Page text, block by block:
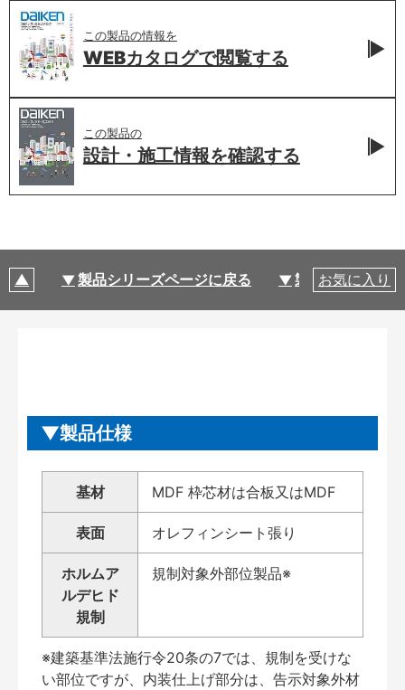
この製品の情報を
WEBカタログで閲覧する
この製品の
設計・施工情報を確認する
製品シリーズページに戻る 製品仕様
お気に入り
製品仕様
基材 MDF 枠芯材は合板又はMDF
表面 オレフィンシート張り
ホルムア
ルデヒド
規制
規制対象外部位製品※
※建築基準法施行令20条の7では、規制を受けな
い部位ですが、内装仕上げ部分は、告示対象外材